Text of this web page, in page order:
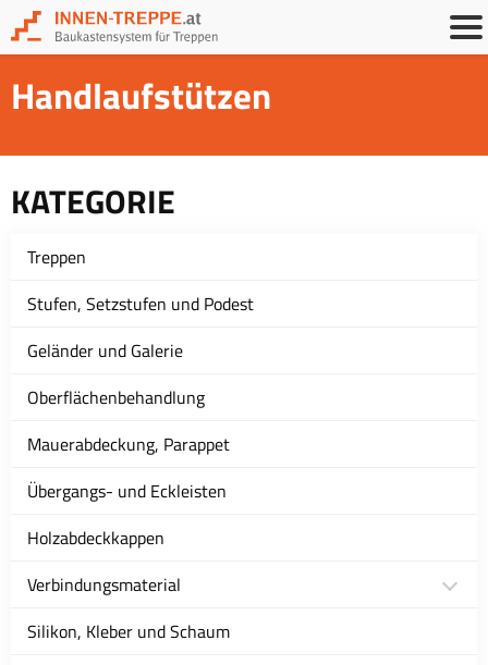
Handlaufstützen
KATEGORIE
Treppen
Stufen, Setzstufen und Podest
Geländer und Galerie
Oberflächenbehandlung
Mauerabdeckung, Parappet
Übergangs- und Eckleisten
Holzabdeckkappen
Verbindungsmaterial
Silikon, Kleber und Schaum